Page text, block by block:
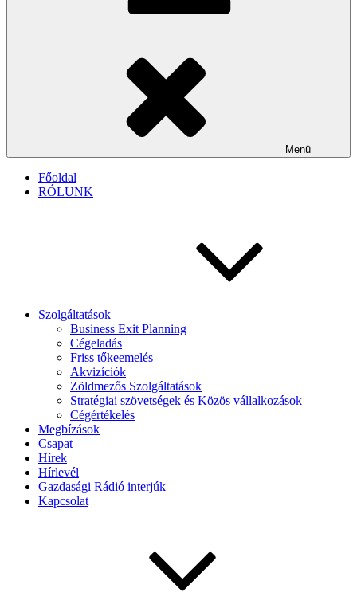
Menü
Főoldal
RÓLUNK
Szolgáltatások
Business Exit Planning
Cégeladás
Friss tőkeemelés
Akvizíciók
Zöldmezős Szolgáltatások
Stratégiai szövetségek és Közös vállalkozások
Cégértékelés
Megbízások
Csapat
Hírek
Hírlevél
Gazdasági Rádió interjúk
Kapcsolat